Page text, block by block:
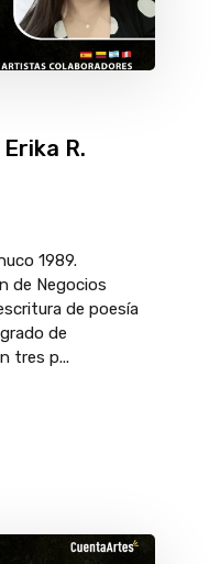
R.
1989.
de Negocios
de poesía
de
tres p...